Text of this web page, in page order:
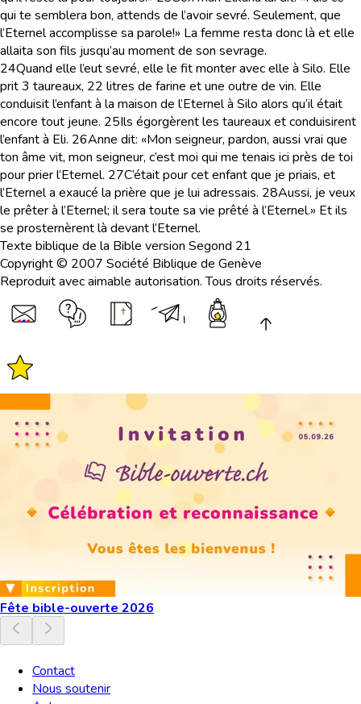
qui te semblera bon, attends de l’avoir sevré. Seulement, que
l’Eternel accomplisse sa parole!» La femme resta donc là et elle
allaita son fils jusqu’au moment de son sevrage.
24Quand elle l’eut sevré, elle le fit monter avec elle à Silo. Elle
prit 3 taureaux, 22 litres de farine et une outre de vin. Elle
conduisit l’enfant à la maison de l’Eternel à Silo alors qu’il était
encore tout jeune. 25Ils égorgèrent les taureaux et conduisirent
l’enfant à Eli. 26Anne dit: «Mon seigneur, pardon, aussi vrai que
ton âme vit, mon seigneur, c’est moi qui me tenais ici près de toi
pour prier l’Eternel. 27C’était pour cet enfant que je priais, et
l’Eternel a exaucé la prière que je lui adressais. 28Aussi, je veux
le prêter à l’Eternel; il sera toute sa vie prêté à l’Eternel.» Et ils
se prosternèrent là devant l’Eternel.
Texte biblique de la Bible version Segond 21
Copyright © 2007 Société Biblique de Genève
Reproduit avec aimable autorisation. Tous droits réservés.
Fête bible-ouverte 2026
Contact
Nous soutenir